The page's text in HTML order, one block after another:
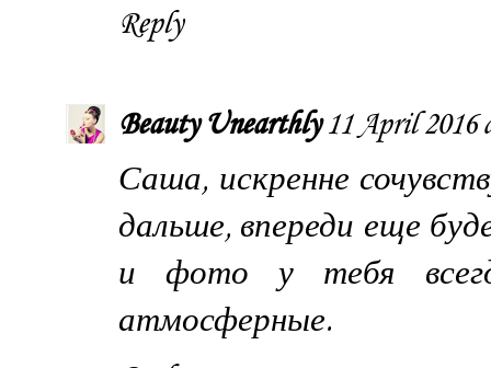
Reply
Beauty Unearthly 11 April 2016
Саша, искренне
дальше, впереди еще
и фото у тебя
атмосферные.